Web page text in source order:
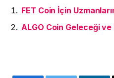
FET Coin İçin
ALGO Coin Geleceği